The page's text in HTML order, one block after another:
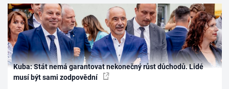
Kuba: Stát nemá garantovat nekonečný růst důchodů. Lidé
musí být sami zodpovědní